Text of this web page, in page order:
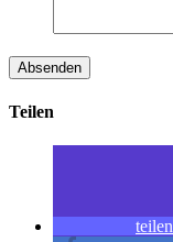
Teilen
teilen